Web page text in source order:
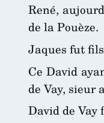
René,
de la Pouèze.
Jaques fut
Ce David
de Vay, sieur
David de Vay